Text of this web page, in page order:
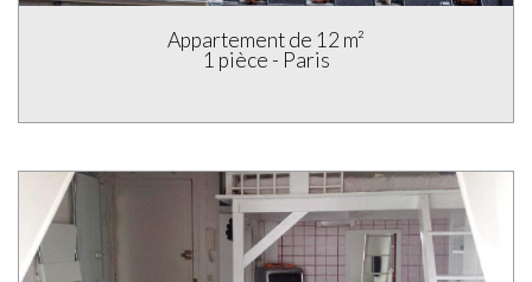
Appartement de 21 m²
1 pièce - Paris